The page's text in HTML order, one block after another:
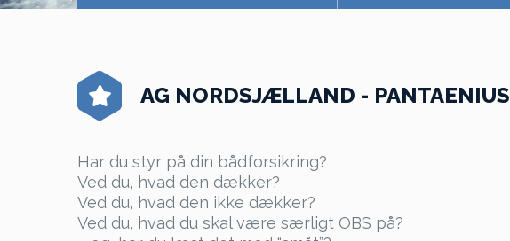
AG NORDSJÆLLAND - PANTAENIUS
Har du styr på din bådforsikring?
Ved du, hvad den dækker?
Ved du, hvad den ikke dækker?
Ved du, hvad du skal være særligt OBS på?